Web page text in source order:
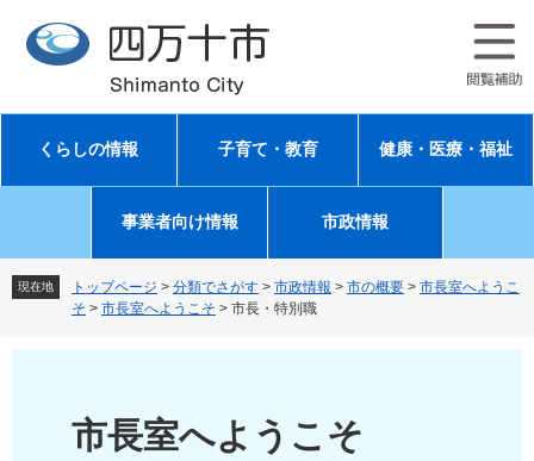
先
す
を
し
文
くらしの情報 子育て・教育 健康・医療・福祉
事業者向け情報 市政情報
現在地 トップページ > 分類でさがす > 市政情報 > 市の概要 > 市長室へようこ
そ > 市長室へようこそ > 市長・特別職
市長室へようこそ